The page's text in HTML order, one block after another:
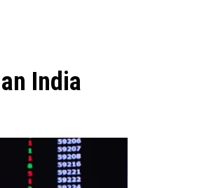
India